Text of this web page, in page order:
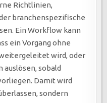
Richtlinien,
branchenspezifische
Ein Workflow kann
ein Vorgang ohne
wird, oder
auslösen, sobald
Damit wird
sondern